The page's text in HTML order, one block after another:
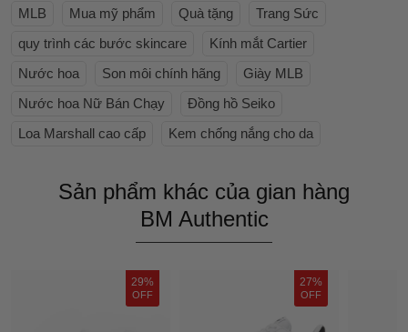
MLB
Mua mỹ phẩm Quà tặng
Trang Sức
quy trình các bước skincare
Kính mắt Cartier
Nước hoa
Son môi chính hãng
Giày MLB
Nước hoa Nữ Bán Chạy
Đồng hồ Seiko
Loa Marshall cao cấp
Kem chống nắng cho da
Sản phẩm khác của gian hàng
BM Authentic
29%
OFF
27%
OFF